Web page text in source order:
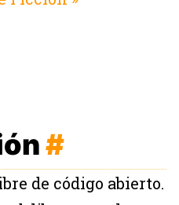
#
de código abierto.